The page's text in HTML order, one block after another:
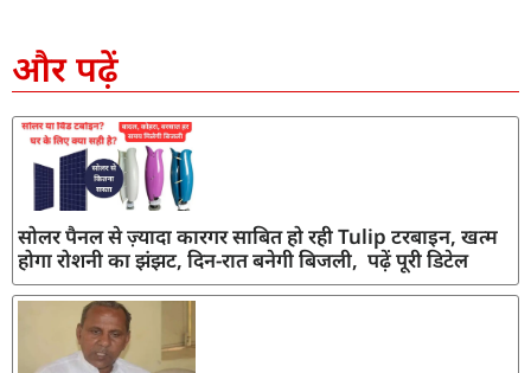
और पढ़ें
सोलर पैनल से ज़्यादा कारगर साबित हो रही Tulip टरबाइन, खत्म
होगा रोशनी का झंझट, दिन-रात बनेगी बिजली, पढ़ें पूरी डिटेल